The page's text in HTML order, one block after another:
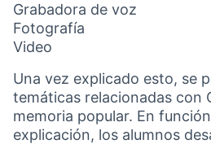
Grabadora de voz
Fotografía
Video
Una vez explicado esto, se
temáticas relacionadas con
memoria popular. En
explicación, los alumnos